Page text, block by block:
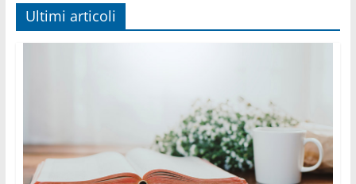
07.08.2026
SIGNIS 2026, dare voce alle religiose cattoliche
nello spazio pubblico
Italia, Antigone: carceri al limite della
sopravvivenza per caldo e sovraffollamento
07.08.2026
Parolin conclude il viaggio in Messico: "La pace
inizia con l'empatia per il dolore altrui"
Ultimi articoli